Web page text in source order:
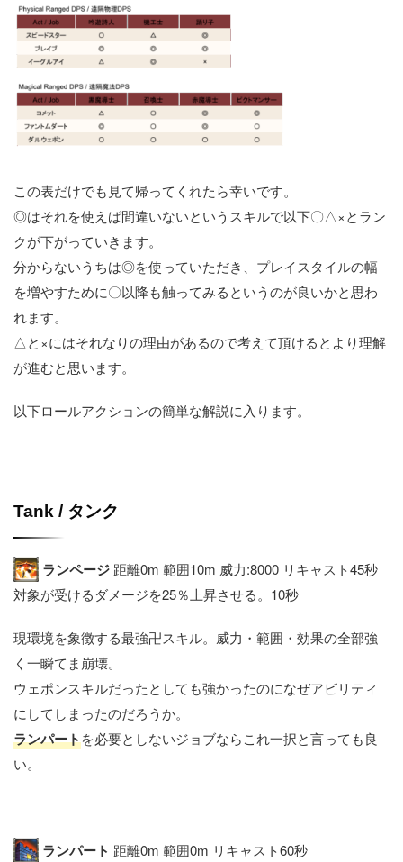
この表だけでも見て帰ってくれたら幸いです。
◎はそれを使えば間違いないというスキルで以下〇△×とラン
クが下がっていきます。
分からないうちは◎を使っていただき、プレイスタイルの幅
を増やすために〇以降も触ってみるというのが良いかと思わ
れます。
△と×にはそれなりの理由があるので考えて頂けるとより理解
が進むと思います。
以下ロールアクションの簡単な解説に入ります。
Tank / タンク
ランページ 距離0m 範囲10m 威力:8000 リキャスト45秒
対象が受けるダメージを25％上昇させる。10秒
現環境を象徴する最強卍スキル。威力・範囲・効果の全部強
く一瞬てま崩壊。
ウェポンスキルだったとしても強かったのになぜアビリティ
にしてしまったのだろうか。
ランパートを必要としないジョブならこれ一択と言っても良
い。
ランパート 距離0m 範囲0m リキャスト60秒